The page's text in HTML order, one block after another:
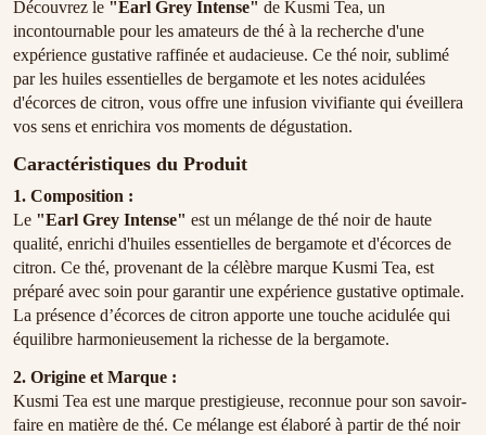
Découvrez le "Earl Grey Intense" de Kusmi Tea, un
incontournable pour les amateurs de thé à la recherche d'une
expérience gustative raffinée et audacieuse. Ce thé noir, sublimé
par les huiles essentielles de bergamote et les notes acidulées
d'écorces de citron, vous offre une infusion vivifiante qui éveillera
vos sens et enrichira vos moments de dégustation.
Caractéristiques du Produit
1. Composition :
Le "Earl Grey Intense" est un mélange de thé noir de haute
qualité, enrichi d'huiles essentielles de bergamote et d'écorces de
citron. Ce thé, provenant de la célèbre marque Kusmi Tea, est
préparé avec soin pour garantir une expérience gustative optimale.
La présence d’écorces de citron apporte une touche acidulée qui
équilibre harmonieusement la richesse de la bergamote.
2. Origine et Marque :
Kusmi Tea est une marque prestigieuse, reconnue pour son savoir-
faire en matière de thé. Ce mélange est élaboré à partir de thé noir